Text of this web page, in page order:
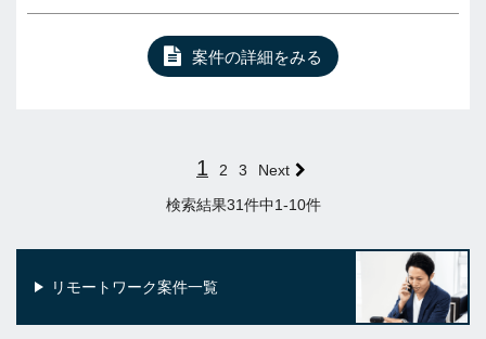
案件の詳細をみる
1 2 3 Next
検索結果31件中1-10件
リモートワーク案件一覧